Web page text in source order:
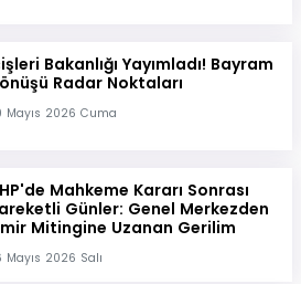
Bakanlığı Yayımladı! Bayram
Radar Noktaları
Mayıs 2026 Cuma
Mahkeme Kararı Sonrası
Günler: Genel Merkezden
Mitingine Uzanan Gerilim
Mayıs 2026 Salı